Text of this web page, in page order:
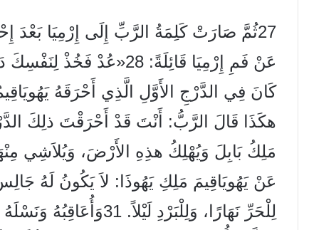
27ثُمَّ صَارَتْ كَلِمَةُ الرَّبِّ إِلَى إِرْمِيَا بَعْدَ
عَنْ فَمِ إِرْمِيَا قَائِلَةً: 28«عُدْ فَخُذْ لِنَفْسِكَ
كَانَ فِي الدَّرْجِ الأَوَّلِ الَّذِي أَحْرَقَهُ
هكَذَا قَالَ الرَّبُّ: أَنْتَ قَدْ أَحْرَقْتَ ذلِكَ
مَلِكُ بَابِلَ وَيُهْلِكُ هذِهِ الأَرْضَ، وَيُلاَشِي
عَنْ يَهُويَاقِيمَ مَلِكِ يَهُوذَا: لاَ يَكُونُ لَهُ
لِلْحَرِّ نَهَارًا، وَلِلْبَرْدِ لَيْلاً. 31وَأُعَاقِبُهُ